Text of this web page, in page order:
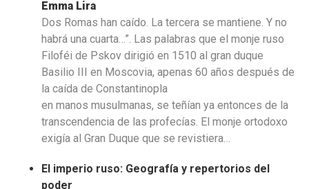
Emma Lira
Dos Romas han caído. La tercera se mantiene. Y no
habrá una cuarta…”. Las palabras que el monje ruso
Filoféi de Pskov dirigió en 1510 al gran duque
Basilio III en Moscovia, apenas 60 años después de
la caída de Constantinopla
en manos musulmanas, se teñían ya entonces de la
transcendencia de las profecías. El monje ortodoxo
exigía al Gran Duque que se revistiera…
El imperio ruso: Geografía y repertorios del
poder